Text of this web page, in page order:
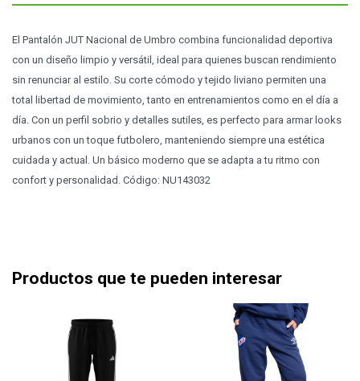
El Pantalón JUT Nacional de Umbro combina funcionalidad deportiva
con un diseño limpio y versátil, ideal para quienes buscan rendimiento
sin renunciar al estilo. Su corte cómodo y tejido liviano permiten una
total libertad de movimiento, tanto en entrenamientos como en el día a
día. Con un perfil sobrio y detalles sutiles, es perfecto para armar looks
urbanos con un toque futbolero, manteniendo siempre una estética
cuidada y actual. Un básico moderno que se adapta a tu ritmo con
confort y personalidad. Código: NU143032
Productos que te pueden interesar